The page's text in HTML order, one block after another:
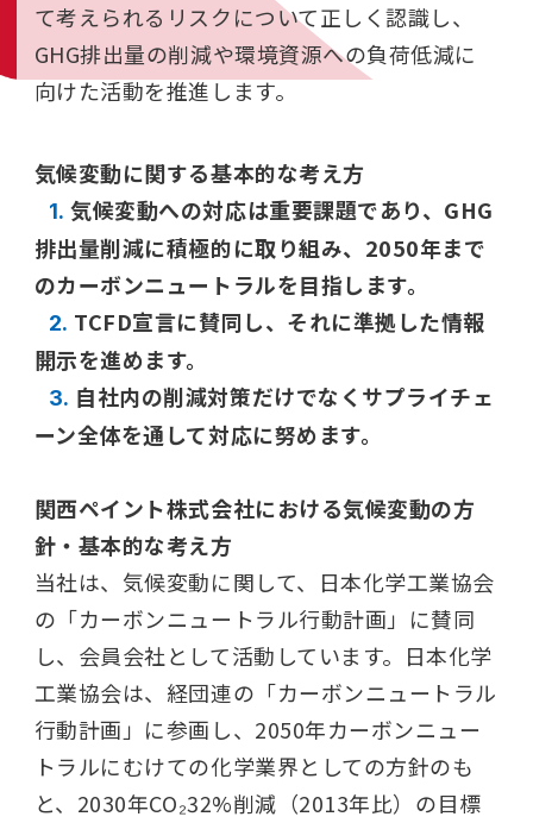
て考えられるリスクについて正しく認識し、
GHG排出量の削減や環境資源への負荷低減に
向けた活動を推進します。
気候変動に関する基本的な考え方
1. 気候変動への対応は重要課題であり、GHG
排出量削減に積極的に取り組み、2050年まで
のカーボンニュートラルを目指します。
2. TCFD宣言に賛同し、それに準拠した情報
開示を進めます。
3. 自社内の削減対策だけでなくサプライチェ
ーン全体を通して対応に努めます。
関西ペイント株式会社における気候変動の方
針・基本的な考え方
当社は、気候変動に関して、日本化学工業協会
の「カーボンニュートラル行動計画」に賛同
し、会員会社として活動しています。日本化学
工業協会は、経団連の「カーボンニュートラル
行動計画」に参画し、2050年カーボンニュー
トラルにむけての化学業界としての方針のも
と、2030年CO₂32%削減（2013年比）の目標